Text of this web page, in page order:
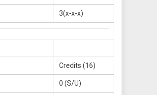
3(x-x-x)
Credits (16)
0 (S/U)